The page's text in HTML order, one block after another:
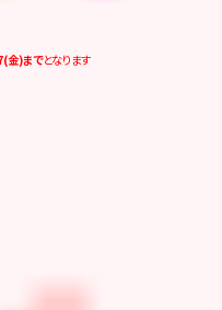
金)までとなります